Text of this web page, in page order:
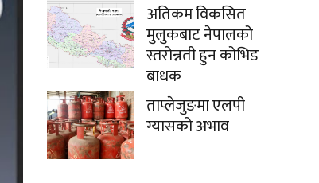
अतिकम विकसित
मुलुकबाट नेपालको
स्तरोन्नती हुन कोभिड
बाधक
ताप्लेजुङमा एलपी
ग्यासको अभाव